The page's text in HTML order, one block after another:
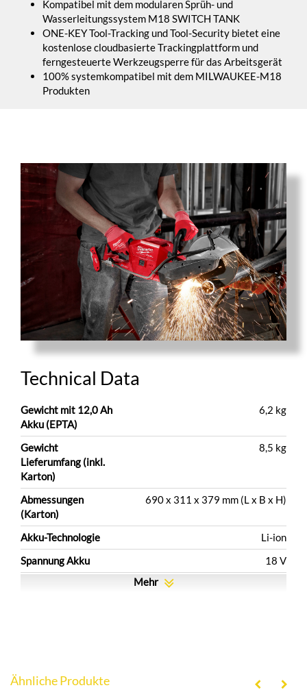
Kompatibel mit dem modularen Sprüh- und
Wasserleitungssystem M18 SWITCH TANK
ONE-KEY Tool-Tracking und Tool-Security bietet eine
kostenlose cloudbasierte Trackingplattform und
ferngesteuerte Werkzeugsperre für das Arbeitsgerät
100% systemkompatibel mit dem MILWAUKEE-M18
Produkten
Technical Data
Gewicht mit 12,0 Ah
Akku (EPTA)
6,2 kg
Gewicht
Lieferumfang (inkl.
Karton)
8,5 kg
Abmessungen
(Karton)
690 x 311 x 379 mm (L x B x H)
Akku-Technologie
Li-ion
Spannung Akku
18 V
Mehr
Ähnliche Produkte